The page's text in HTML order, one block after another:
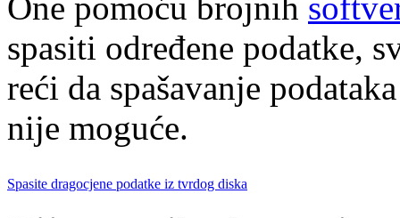
One pomoću brojnih
spasiti određene podatke,
reći da spašavanje
nije moguće.
Spasite dragocjene podatke iz tvrdog diska